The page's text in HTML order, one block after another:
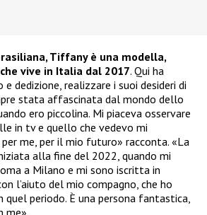
Tiffany è una modella,
vive in Italia dal 2017. Qui ha
dedizione, realizzare i suoi desideri di
stata affascinata dal mondo dello
ero piccolina. Mi piaceva osservare
in tv e quello che vedevo mi
me, per il mio futuro» racconta. «La
alla fine del 2022, quando mi
a Milano e mi sono iscritta in
l’aiuto del mio compagno, che ho
periodo. È una persona fantastica,
me».